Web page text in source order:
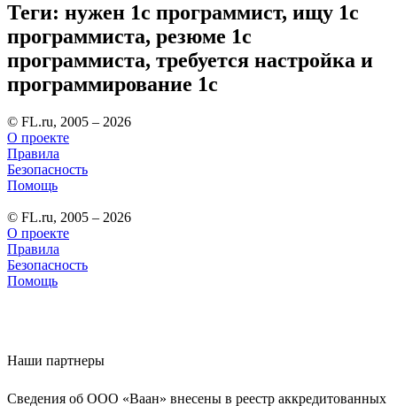
Теги: нужен 1с программист, ищу 1с
программиста, резюме 1с
программиста, требуется настройка и
программирование 1с
© FL.ru, 2005 – 2026
О проекте
Правила
Безопасность
Помощь
© FL.ru, 2005 – 2026
О проекте
Правила
Безопасность
Помощь
Наши партнеры
Сведения об ООО «Ваан» внесены в реестр аккредитованных